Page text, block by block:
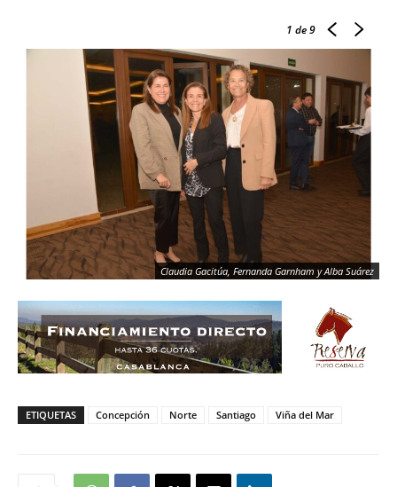
1 de 9
Claudia Gacitúa, Fernanda Garnham y Alba Suárez
ETIQUETAS Concepción Norte Santiago Viña del Mar